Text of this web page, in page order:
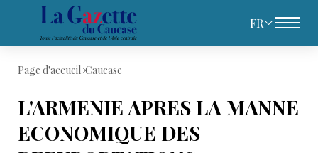
FR
Page d'accueil Caucase
L'ARMENIE APRES LA MANNE
ECONOMIQUE DES